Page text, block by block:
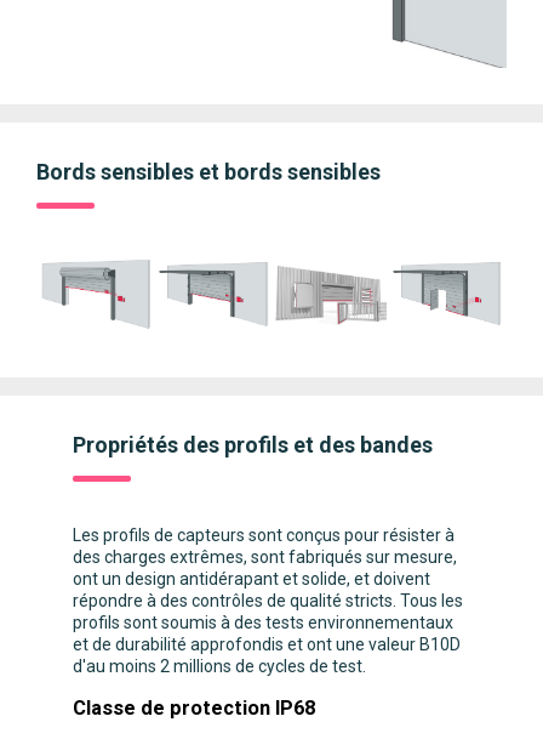
Bords sensibles et bords sensibles
Propriétés des profils et des bandes
Les profils de capteurs sont conçus pour résister à
des charges extrêmes, sont fabriqués sur mesure,
ont un design antidérapant et solide, et doivent
répondre à des contrôles de qualité stricts. Tous les
profils sont soumis à des tests environnementaux
et de durabilité approfondis et ont une valeur B10D
d'au moins 2 millions de cycles de test.
Classe de protection IP68